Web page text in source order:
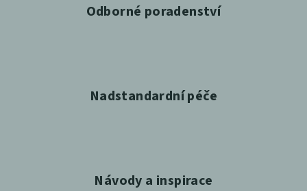
Odborné poradenství
Nadstandardní péče
Návody a inspirace